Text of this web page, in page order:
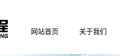
网站首页 关于我们